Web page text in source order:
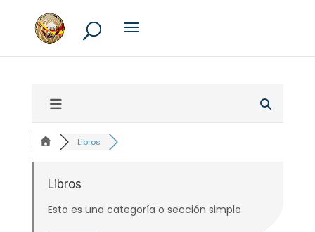
Libros
Libros
Esto es una categoría o sección simple